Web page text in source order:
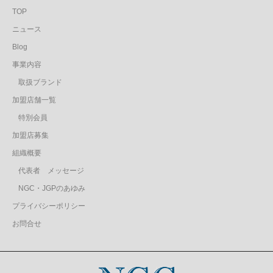
TOP
ニュース
Blog
事業内容
取扱ブランド
加盟店舗一覧
特別会員
加盟店募集
組織概要
代表者 メッセージ
NGC・JGPのあゆみ
プライバシーポリシー
お問合せ